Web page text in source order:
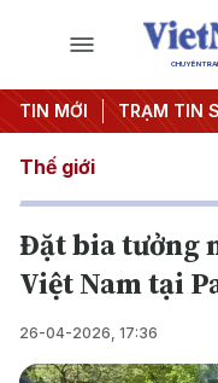
CHUYÊN
TIN MỚI TRẠM TIN
#Chiến dịch 500 ngày
Thế giới
Đặt bia tưởng
Việt Nam tại
26-04-2026, 17:36